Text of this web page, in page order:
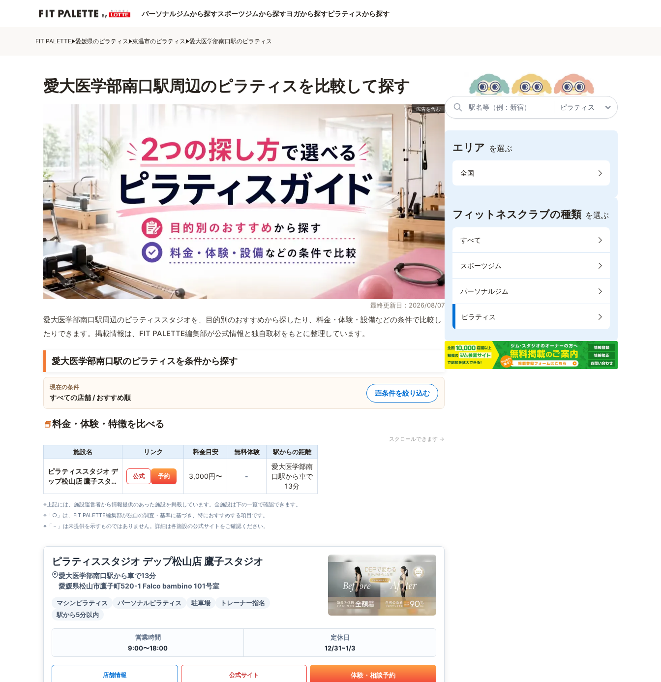
パーソナルジムから探すスポーツジムから探すヨガから探すピラティスから探す
FIT PALETTE 愛媛県のピラティス 東温市のピラティス 愛大医学部南口駅のピラティス
愛大医学部南口駅周辺のピラティスを比較して探す
最終更新日：2026/08/07
愛大医学部南口駅周辺のピラティススタジオを、目的別のおすすめから探したり、料金・体験・設備などの条件で比較し
たりできます。掲載情報は、FIT PALETTE編集部が公式情報と独自取材をもとに整理しています。
愛大医学部南口駅のピラティスを条件から探す
現在の条件
すべての店舗 / おすすめ順
条件を絞り込む
料金・体験・特徴を比べる
スクロールできます →
施設名 リンク 料金目安 無料体験 駅からの距離
ピラティススタジオ デ
ップ松山店 鷹子スタジ
公式 予約 3,000円〜 -
愛大医学部南
口駅から車で
13分
※上記には、施設運営者から情報提供のあった施設を掲載しています。全施設は下の一覧で確認できます。
※「○」は、FIT PALETTE編集部が独自の調査・基準に基づき、特におすすめする項目です。
※「－」は未提供を示すものではありません。詳細は各施設の公式サイトをご確認ください。
ピラティススタジオ デップ松山店 鷹子スタジオ
愛大医学部南口駅から車で13分
愛媛県松山市鷹子町520-1 Falco bambino 101号室
マシンピラティス パーソナルピラティス 駐車場
トレーナー指名
駅から5分以内
営業時間
9:00〜18:00
定休日
12/31~1/3
店舗情報 公式サイト 体験・相談予約
エリア を選ぶ
全国
フィットネスクラブの種類 を選ぶ
すべて
スポーツジム
パーソナルジム
ピラティス